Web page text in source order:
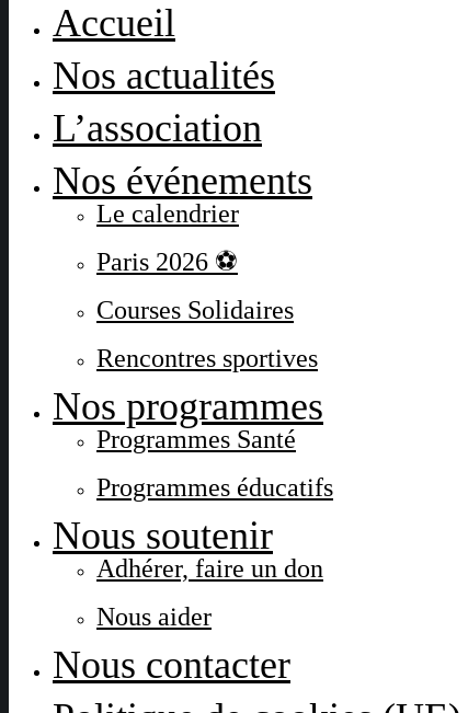
Accueil
Nos actualités
L’association
Nos événements
Le calendrier
Paris 2026 ⚽
Courses Solidaires
Rencontres sportives
Nos programmes
Programmes Santé
Programmes éducatifs
Nous soutenir
Adhérer, faire un don
Nous aider
Nous contacter